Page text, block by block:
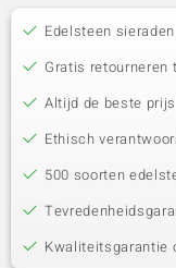
Edelsteen
Gratis retourneren
Altijd de beste
Ethisch
500 soorten
Kwaliteitsgarantie